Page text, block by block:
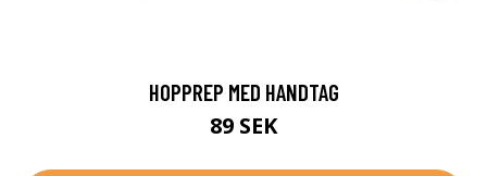
HOPPREP MED HANDTAG
89 SEK